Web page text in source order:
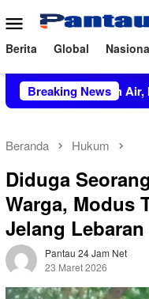
ke
konten
Menu
Mobile
Berita Global
Breaking News
Cinta Tanah Air,
Beranda Hukum
Diduga
Warga, Modus
Jelang
Pantau 24 Jam Net
23 Maret 2026